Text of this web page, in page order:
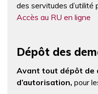
des servitudes d’utilité
Accès au RU en ligne
Dépôt des
Avant tout dépôt de
d’autorisation, pour